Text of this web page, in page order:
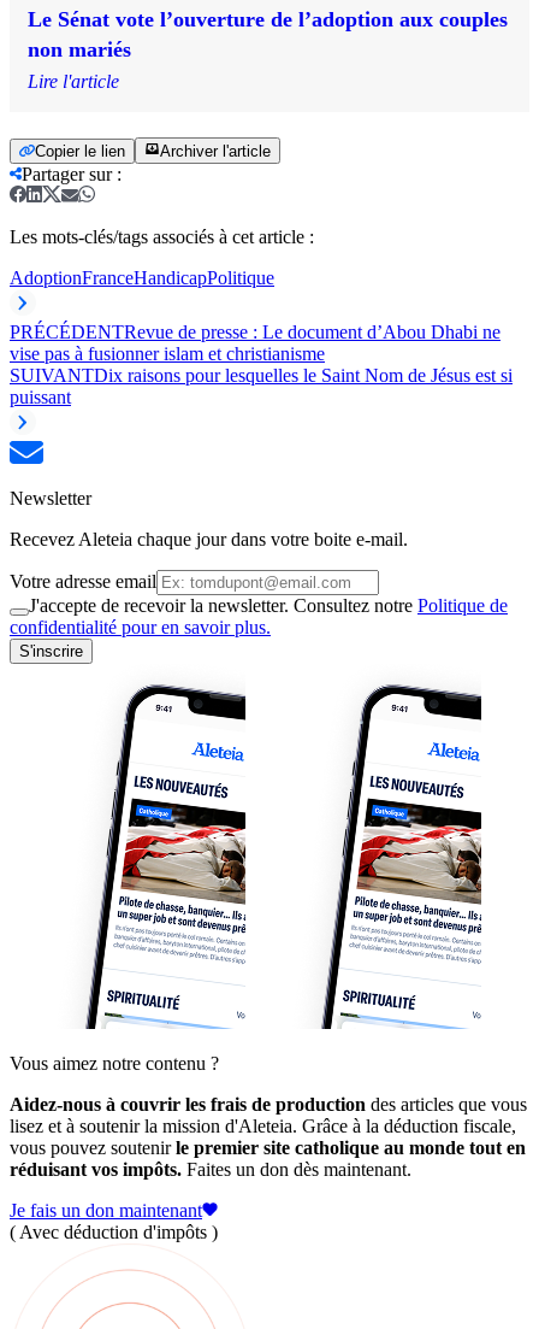
Le Sénat vote l’ouverture de l’adoption aux couples
non mariés
Lire l'article
Copier le lien Archiver l'article
Partager sur:
Les mots-clés/tags associés à cet article :
AdoptionFranceHandicapPolitique
PRÉCÉDENTRevue de presse : Le document d’Abou Dhabi ne
vise pas à fusionner islam et christianisme
SUIVANTDix raisons pour lesquelles le Saint Nom de Jésus est si
puissant
Newsletter
Recevez Aleteia chaque jour dans votre boite e-mail.
Votre adresse email
J'accepte de recevoir la newsletter. Consultez notre Politique de
confidentialité pour en savoir plus.
S'inscrire
Vous aimez notre contenu ?
Aidez-nous à couvrir les frais de production des articles que vous
lisez et à soutenir la mission d'Aleteia. Grâce à la déduction fiscale,
vous pouvez soutenirle premier site catholique au monde tout en
réduisant vos impôts. Faites un don dès maintenant.
Je fais un don maintenant
( Avec déduction d'impôts )